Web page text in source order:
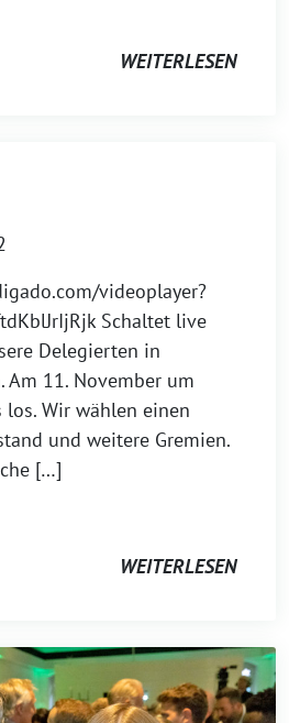
WEITERLESEN
videoplayer?
Schaltet live
Delegierten in
Am 11. November um
Wir wählen einen
und weitere Gremien.
[…]
WEITERLESEN